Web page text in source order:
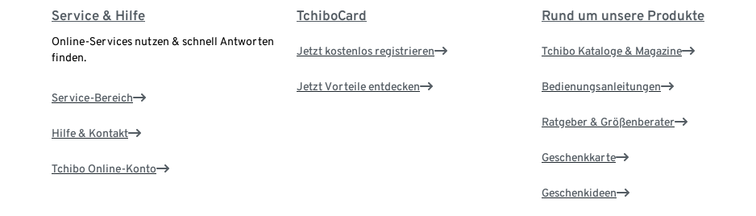
Service & Hilfe
Online-Services nutzen & schnell Antworten
finden.
Service-Bereich
Hilfe & Kontakt
Tchibo Online-Konto
TchiboCard
Jetzt kostenlos registrieren
Jetzt Vorteile entdecken
Rund um unsere Produkte
Tchibo Kataloge & Magazine
Bedienungsanleitungen
Ratgeber & Größenberater
Geschenkkarte
Geschenkideen